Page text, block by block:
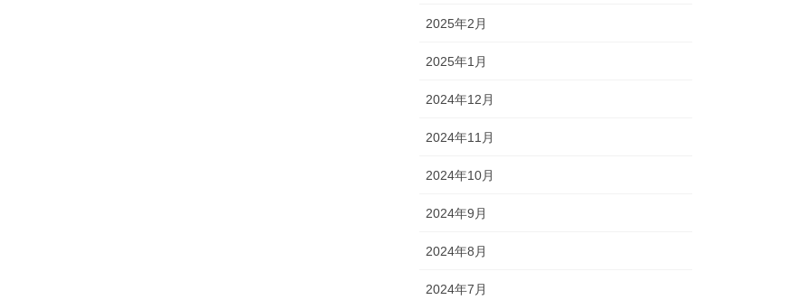
2025年2月
2025年1月
2024年12月
2024年11月
2024年10月
2024年9月
2024年8月
2024年7月